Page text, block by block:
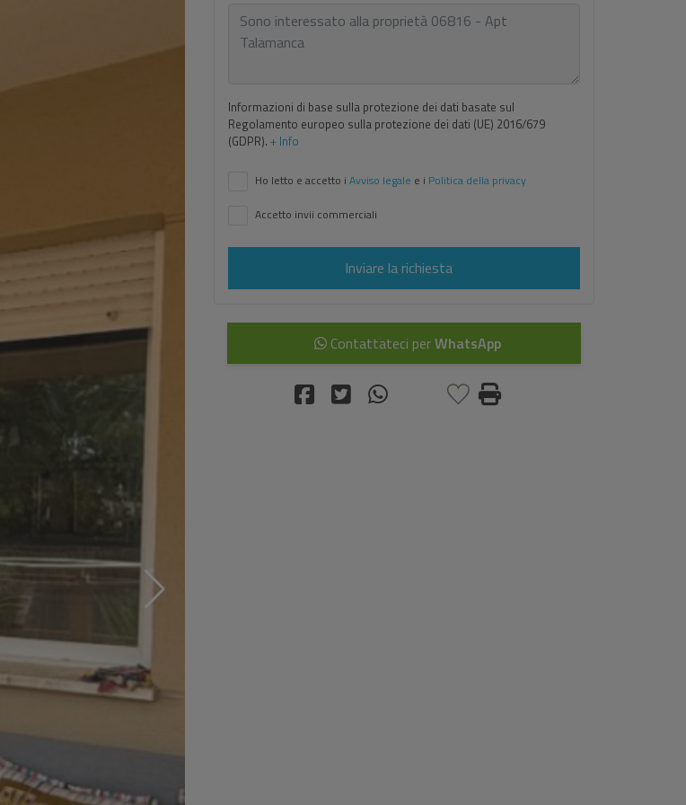
Informazioni di base sulla protezione dei dati basate sul
Regolamento europeo sulla protezione dei dati (UE) 2016/679
(GDPR). + Info
Ho letto e accetto i Avviso legale e i Politica della privacy
Accetto invii commerciali
Inviare la richiesta
Contattateci perWhatsApp